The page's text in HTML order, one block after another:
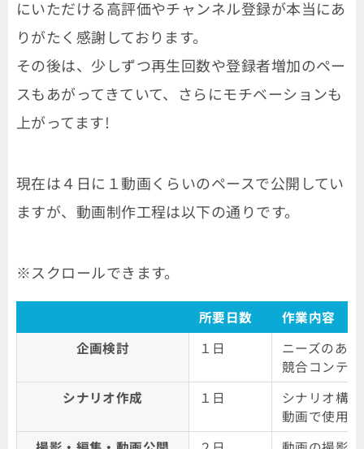
にいただける高評価やチャンネル登録が本当にあ
りがたく感謝しております。
その後は、少しずつ再生回数や登録者増加のペー
スもあがってきていて、さらにモチベーションも
上がってます!
現在は４日に１動画くらいのペースで公開してい
ますが、動画制作工程は以下の通りです。
所要日数
作業内容
企画検討
１日
ニーズのあ
競合コンテ
シナリオ作成
１日
シナリオ構
動画で使用